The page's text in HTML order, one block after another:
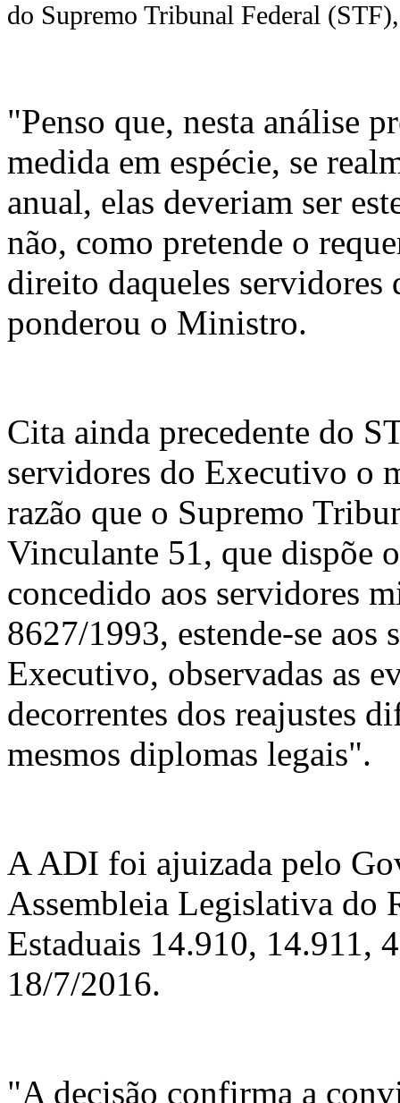
do Supremo Tribunal Federal
"Penso que, nesta análise
medida em espécie, se
anual, elas deveriam ser
não, como pretende o
direito daqueles
ponderou o Ministro.
Cita ainda precedente do
servidores do Executivo o
razão que o Supremo
Vinculante 51, que dispõe
concedido aos servidores
8627/1993, estende-se
Executivo, observadas as
decorrentes dos reajustes
mesmos diplomas legais".
A ADI foi ajuizada pelo
Assembleia Legislativa do
Estaduais 14.910, 14.911,
18/7/2016.
"A decisão confirma a